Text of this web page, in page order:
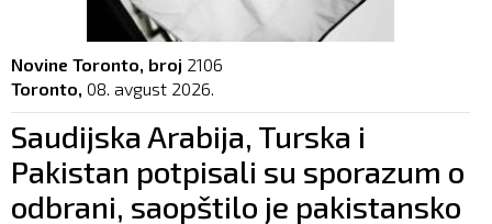
Novine Toronto, broj 2106
Toronto, 08. avgust 2026.
Saudijska Arabija, Turska i
Pakistan potpisali su sporazum o
odbrani, saopštilo je pakistansko